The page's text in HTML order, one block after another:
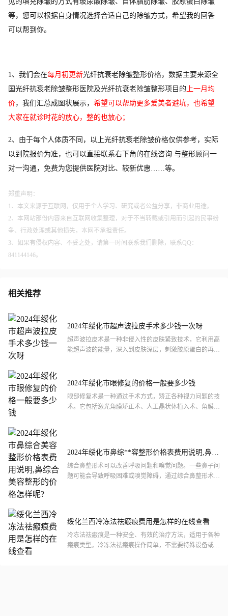
等，您可以根据自身情况选择合适自己的除皱方式，希望我的回答
可以帮到你。
1、我们会在每月初更新光纤抗衰老除皱整形价格，数据主要来源全
国光纤抗衰老除皱整形医院及光纤抗衰老除皱整形项目的 上一月均
价，我们汇总成图状展示， 希望可以帮助更多爱美者避坑，也希望
大家在就诊时花的放心，整的也放心；
2、由于每个人体质不同，以上光纤抗衰老除皱价格仅供参考，实际
以到院报价为准，也可以直接联系右下角的在线咨询 与整形顾问一
对一沟通，免费为您提供医院对比、较新优惠……等。
郑重声明：
1、本文来源于互联网，仅用于个人学习、研究或者公益分享，非商业用途。
2、本网站部份内容来自互联网收集整理，对于不当转载或引用而引起的民事纷
争、行政处理或其他损失，本网不承担责任。
3、如果有侵权内容、不妥之处，请第一时间联系我们删除，联系QQ：
841144146。
相关推荐
2024年绥化市超声波拉皮手术多少钱一次呀
超声波拉皮术是一种非侵入性的皮肤紧致技术，它利用高
能超声波的能量，深入到皮肤深层，刺激胶原蛋白的再生
2024年绥化市眼修复的价格一般要多少钱
眼部修复术是一种通过手术方式，矫正各种视力问题的技
术。它包括激光角膜矫正术、人工晶状体植入术、角膜移
2024年绥化市鼻综**容整形价格表费用说明,鼻综
**容整形的价格怎样呢?
综合鼻整形术可以改善呼吸问题和嗅觉问题。一些鼻子问
题可能会导致呼吸困难或嗅觉障碍，通过综合鼻整形术可
绥化兰西冷冻法祛瘢痕费用是怎样的在线查看
冷冻法祛瘢痕是一种安全、有效的治疗方法，适用于各种
瘢痕类型。冷冻法祛瘢痕操作简单，不需要特殊设备或专